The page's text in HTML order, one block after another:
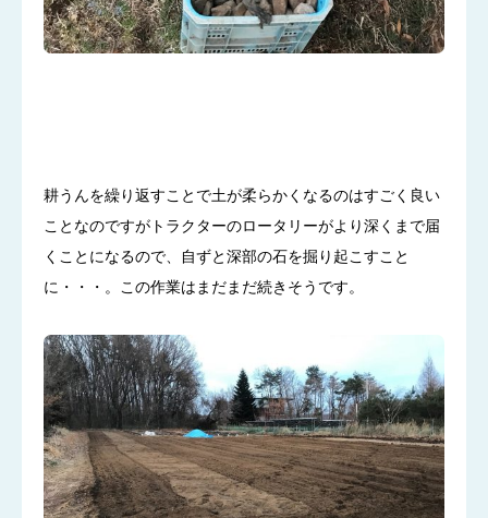
耕うんを繰り返すことで土が柔らかくなるのはすごく良い
ことなのですがトラクターのロータリーがより深くまで届
くことになるので、自ずと深部の石を掘り起こすこと
に・・・。この作業はまだまだ続きそうです。